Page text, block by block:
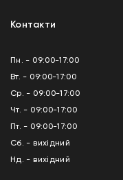
Контакти
Пн. - 09:00-17:00
Вт. - 09:00-17:00
Ср. - 09:00-17:00
Чт. - 09:00-17:00
Пт. - 09:00-17:00
Сб. - вихідний
Нд. - вихідний